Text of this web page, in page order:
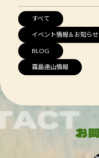
すべて
イベント情報＆お知らせ
BLOG
霧島連山情報